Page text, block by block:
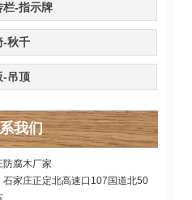
栏-指示牌
-秋千
-吊顶
我们
防腐木厂家
石家庄正定北高速口107国道北50